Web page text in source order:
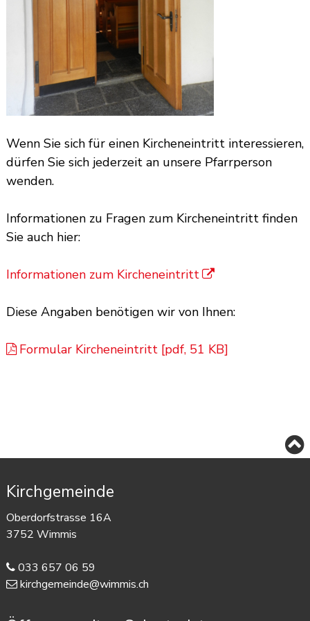
Wenn Sie sich für einen Kircheneintritt interessieren,
dürfen Sie sich jederzeit an unsere Pfarrperson
wenden.
Informationen zu Fragen zum Kircheneintritt finden
Sie auch hier:
Informationen zum Kircheneintritt
Diese Angaben benötigen wir von Ihnen:
Formular Kircheneintritt [pdf, 51 KB]
Footer
Kirchgemeinde
Oberdorfstrasse 16A
3752 Wimmis
033 657 06 59
kirchgemeinde@wimmis.ch